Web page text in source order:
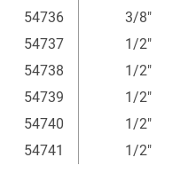
54736
3/8"
54737
1/2"
54738
1/2"
54739
1/2"
54740
1/2"
54741
1/2"